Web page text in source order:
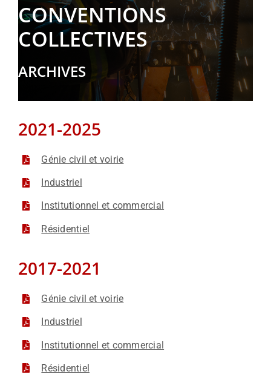
CONVENTIONS
COLLECTIVES
ARCHIVES
2021-2025
Génie civil et voirie
Industriel
Institutionnel et commercial
Résidentiel
2017-2021
Génie civil et voirie
Industriel
Institutionnel et commercial
Résidentiel